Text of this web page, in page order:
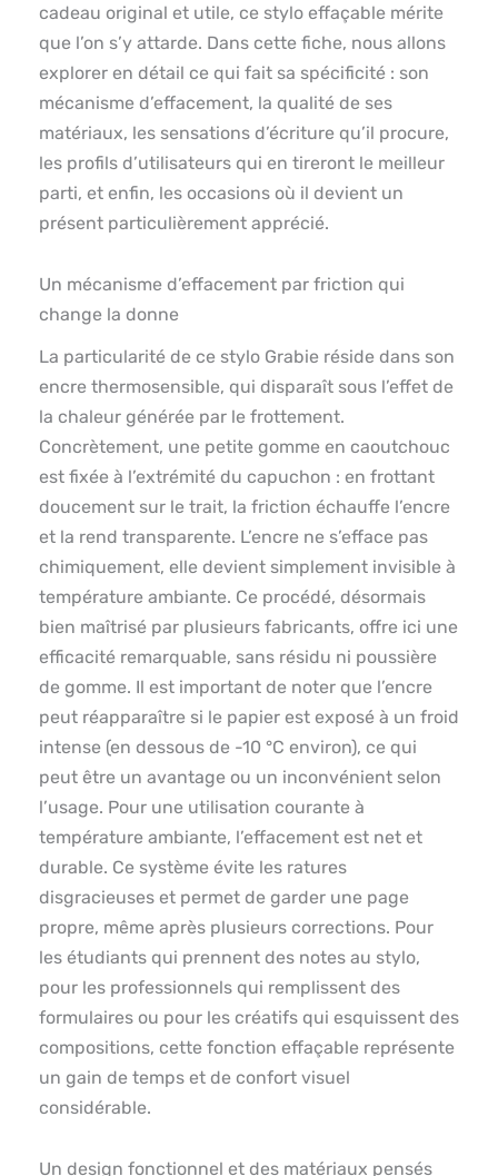
cadeau original et utile, ce stylo effaçable mérite
que l’on s’y attarde. Dans cette fiche, nous allons
explorer en détail ce qui fait sa spécificité : son
mécanisme d’effacement, la qualité de ses
matériaux, les sensations d’écriture qu’il procure,
les profils d’utilisateurs qui en tireront le meilleur
parti, et enfin, les occasions où il devient un
présent particulièrement apprécié.
Un mécanisme d’effacement par friction qui
change la donne
La particularité de ce stylo Grabie réside dans son
encre thermosensible, qui disparaît sous l’effet de
la chaleur générée par le frottement.
Concrètement, une petite gomme en caoutchouc
est fixée à l’extrémité du capuchon : en frottant
doucement sur le trait, la friction échauffe l’encre
et la rend transparente. L’encre ne s’efface pas
chimiquement, elle devient simplement invisible à
température ambiante. Ce procédé, désormais
bien maîtrisé par plusieurs fabricants, offre ici une
efficacité remarquable, sans résidu ni poussière
de gomme. Il est important de noter que l’encre
peut réapparaître si le papier est exposé à un froid
intense (en dessous de -10 °C environ), ce qui
peut être un avantage ou un inconvénient selon
l’usage. Pour une utilisation courante à
température ambiante, l’effacement est net et
durable. Ce système évite les ratures
disgracieuses et permet de garder une page
propre, même après plusieurs corrections. Pour
les étudiants qui prennent des notes au stylo,
pour les professionnels qui remplissent des
formulaires ou pour les créatifs qui esquissent des
compositions, cette fonction effaçable représente
un gain de temps et de confort visuel
considérable.
Un design fonctionnel et des matériaux pensés